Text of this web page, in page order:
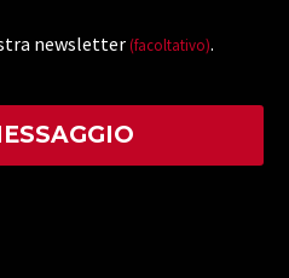
newsletter (facoltativo).